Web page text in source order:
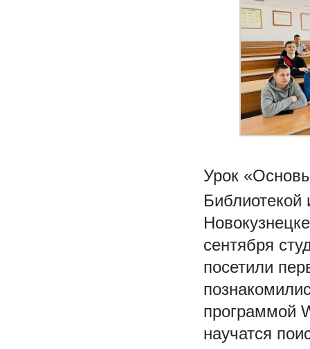
Урок
сентября
посетили
программой
научатся